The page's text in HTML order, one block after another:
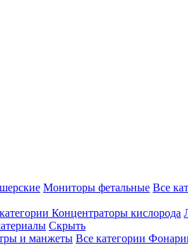
Мониторы фетальные Все
Концентраторы кислорода
Скрыть
и манжеты Все категории